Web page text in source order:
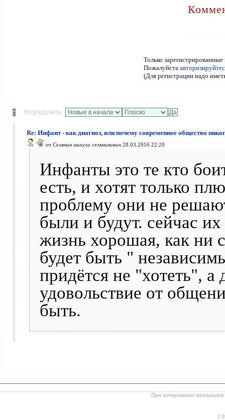
Только
Пожалуйста
(Для регистрации надо
Упорядочить:
Re: Инфант - как диагноз, или почему современное общество
от Селянин микула селянинович 28.03.2016 22:20
Инфанты это те кто
есть, и хотят только
проблему они не
были и будут. сейчас
жизнь хорошая, как ни
будет быть "
придётся не "хотеть", а
удовольствие от
быть.
При цитировании материалов
[